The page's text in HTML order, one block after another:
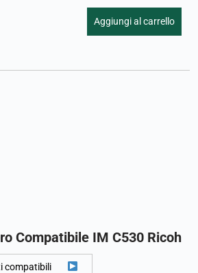
Aggiungi al carrello
Compatibile IM C530 Ricoh
compatibili